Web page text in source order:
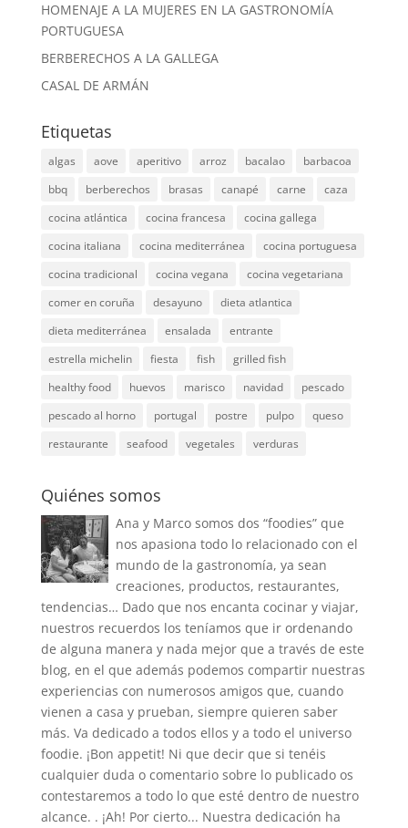
HOMENAJE A LA MUJERES EN LA GASTRONOMÍA
PORTUGUESA
BERBERECHOS A LA GALLEGA
CASAL DE ARMÁN
Etiquetas
algas aove aperitivo arroz bacalao
barbacoa
bbq
berberechos brasas canapé carne
caza
cocina atlántica
cocina francesa
cocina gallega
cocina italiana
cocina mediterránea
cocina portuguesa
cocina tradicional
cocina vegana
cocina vegetariana
comer en coruña
desayuno
dieta atlantica
dieta mediterránea
ensalada
entrante
estrella michelin
fiesta fish
grilled fish
healthy food
huevos marisco navidad
pescado
pescado al horno
portugal postre pulpo
queso
restaurante
seafood vegetales verduras
Quiénes somos
Ana y Marco somos dos “foodies” que
nos apasiona todo lo relacionado con el
mundo de la gastronomía, ya sean
creaciones, productos, restaurantes,
tendencias… Dado que nos encanta cocinar y viajar,
nuestros recuerdos los teníamos que ir ordenando
de alguna manera y nada mejor que a través de este
blog, en el que además podemos compartir nuestras
experiencias con numerosos amigos que, cuando
vienen a casa y prueban, siempre quieren saber
más. Va dedicado a todos ellos y a todo el universo
foodie. ¡Bon appetit! Ni que decir que si tenéis
cualquier duda o comentario sobre lo publicado os
contestaremos a todo lo que esté dentro de nuestro
alcance. . ¡Ah! Por cierto... Nuestra dedicación ha